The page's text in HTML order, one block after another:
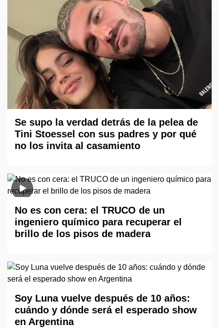
Se supo la verdad detrás de la pelea de
Tini Stoessel con sus padres y por qué
no los invita al casamiento
No es con cera: el TRUCO de un
ingeniero químico para recuperar el
brillo de los pisos de madera
Soy Luna vuelve después de 10 años:
cuándo y dónde será el esperado show
en Argentina